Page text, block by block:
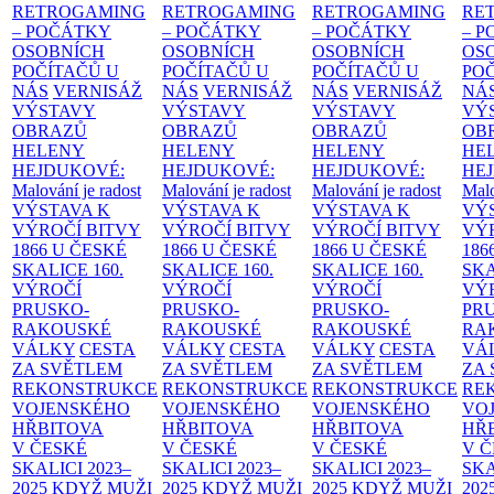
RETROGAMING
– POČÁTKY
OSOBNÍCH
POČÍTAČŮ U
NÁS VERNISÁŽ
VÝSTAVY
OBRAZŮ
HELENY
HEJDUKOVÉ:
Malování je radost
VÝSTAVA K
VÝROČÍ BITVY
1866 U ČESKÉ
SKALICE 160.
VÝROČÍ
PRUSKO-
RAKOUSKÉ
VÁLKY CESTA
ZA SVĚTLEM
REKONSTRUKCE
VOJENSKÉHO
HŘBITOVA
V ČESKÉ
SKALICI 2023–
2025 KDYŽ MUŽI
RETROGAMING
– POČÁTKY
OSOBNÍCH
POČÍTAČŮ U
NÁS VERNISÁŽ
VÝSTAVY
OBRAZŮ
HELENY
HEJDUKOVÉ:
Malování je radost
VÝSTAVA K
VÝROČÍ BITVY
1866 U ČESKÉ
SKALICE 160.
VÝROČÍ
PRUSKO-
RAKOUSKÉ
VÁLKY CESTA
ZA SVĚTLEM
REKONSTRUKCE
VOJENSKÉHO
HŘBITOVA
V ČESKÉ
SKALICI 2023–
2025 KDYŽ MUŽI
RETROGAMING
– POČÁTKY
OSOBNÍCH
POČÍTAČŮ U
NÁS VERNISÁŽ
VÝSTAVY
OBRAZŮ
HELENY
HEJDUKOVÉ:
Malování je radost
VÝSTAVA K
VÝROČÍ BITVY
1866 U ČESKÉ
SKALICE 160.
VÝROČÍ
PRUSKO-
RAKOUSKÉ
VÁLKY CESTA
ZA SVĚTLEM
REKONSTRUKCE
VOJENSKÉHO
HŘBITOVA
V ČESKÉ
SKALICI 2023–
2025 KDYŽ MUŽI
–
ZA
V